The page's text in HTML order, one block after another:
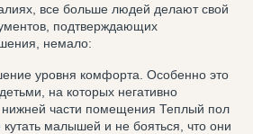
все больше людей делают свой
подтверждающих
немало:
уровня комфорта. Особенно это
на которых негативно
нижней части помещения Теплый пол
кутать малышей и не бояться, что они